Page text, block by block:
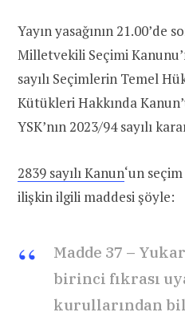
Yayın yasağının 21.00’de
Milletvekili Seçimi
sayılı Seçimlerin Temel
Kütükleri Hakkında
YSK’nın 2023/94 sayılı
2839 sayılı Kanun‘un
ilişkin ilgili maddesi şöyle:
Madde 37 –
birinci fıkrası
kurullarından